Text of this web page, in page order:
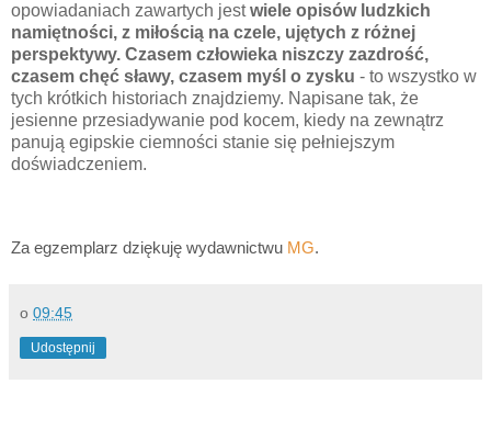
opowiadaniach zawartych jestwiele opisów ludzkich
namiętności, z miłością na czele, ujętych z różnej
perspektywy. Czasem człowieka niszczy zazdrość,
czasem chęć sławy, czasem myśl o zysku - to wszystko w
tych krótkich historiach znajdziemy. Napisane tak, że
jesienne przesiadywanie pod kocem, kiedy na zewnątrz
panują egipskie ciemności stanie się pełniejszym
doświadczeniem.
Za egzemplarz dziękuję wydawnictwu MG.
o 09:45
Udostępnij